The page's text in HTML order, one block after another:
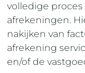
volledige
afrekeningen.
nakijken van
afrekening
en/of de